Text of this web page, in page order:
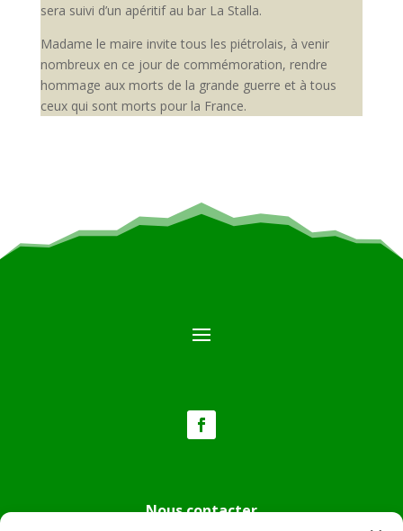
sera suivi d’un apéritif au bar La Stalla.
Madame le maire invite tous les piétrolais, à venir
nombreux en ce jour de commémoration, rendre
hommage aux morts de la grande guerre et à tous
ceux qui sont morts pour la France.
Nous contacter